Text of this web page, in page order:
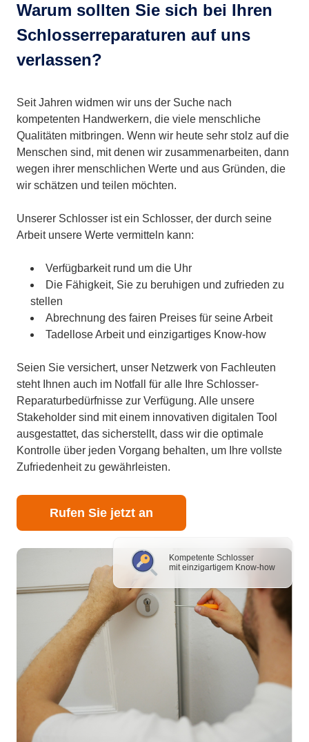
Kompetente Schlosser
mit einzigartigem Know-how
Warum sollten Sie sich bei Ihren
Schlosserreparaturen auf uns
verlassen?
Seit Jahren widmen wir uns der Suche nach
kompetenten Handwerkern, die viele menschliche
Qualitäten mitbringen. Wenn wir heute sehr stolz auf die
Menschen sind, mit denen wir zusammenarbeiten, dann
wegen ihrer menschlichen Werte und aus Gründen, die
wir schätzen und teilen möchten.
Unserer Schlosser ist ein Schlosser, der durch seine
Arbeit unsere Werte vermitteln kann:
Verfügbarkeit rund um die Uhr
Die Fähigkeit, Sie zu beruhigen und zufrieden zu
stellen
Abrechnung des fairen Preises für seine Arbeit
Tadellose Arbeit und einzigartiges Know-how
Seien Sie versichert, unser Netzwerk von Fachleuten
steht Ihnen auch im Notfall für alle Ihre Schlosser-
Reparaturbedürfnisse zur Verfügung. Alle unsere
Stakeholder sind mit einem innovativen digitalen Tool
ausgestattet, das sicherstellt, dass wir die optimale
Kontrolle über jeden Vorgang behalten, um Ihre vollste
Zufriedenheit zu gewährleisten.
Rufen Sie jetzt an